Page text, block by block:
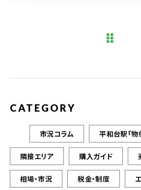
CATEGORY
市況コラム 平和台駅「物
隣接エリア 購入ガイド
相場・市況 税金・制度
お問い合わせはこ